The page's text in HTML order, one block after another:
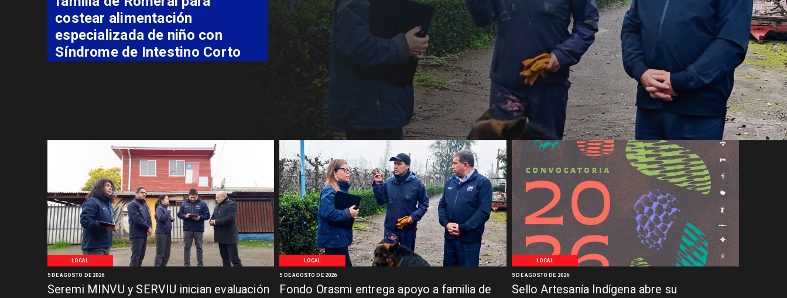
LOCAL
Seremi MINVU y SERVIU inician evaluación
5 DE AGOSTO DE 2026
LOCAL
Fondo Orasmi entrega apoyo a familia de
5 DE AGOSTO DE 2026
LOCAL
Sello Artesanía Indígena abre su
5 DE AGOSTO DE 2026
costear alimentación
especializada de niño con
Síndrome de Intestino Corto